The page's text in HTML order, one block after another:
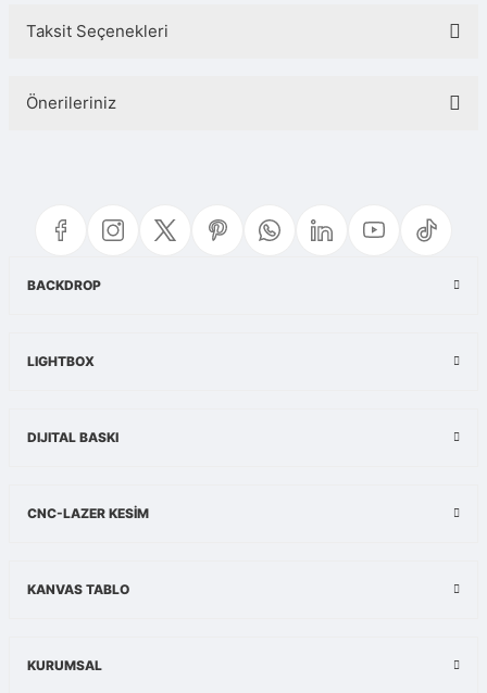
Taksit Seçenekleri
Önerileriniz
Görüş ve önerileriniz için teşekkür ederiz.
Ürün resmi kalitesiz, bozuk veya görüntülenemiyor.
BACKDROP
LIGHTBOX
DIJITAL BASKI
CNC-LAZER KESİM
KANVAS TABLO
KURUMSAL